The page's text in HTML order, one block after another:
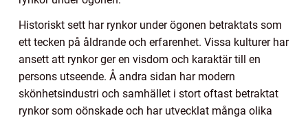
Historiskt sett har rynkor under ögonen betraktats som
ett tecken på åldrande och erfarenhet. Vissa kulturer har
ansett att rynkor ger en visdom och karaktär till en
persons utseende. Å andra sidan har modern
skönhetsindustri och samhället i stort oftast betraktat
rynkor som oönskade och har utvecklat många olika